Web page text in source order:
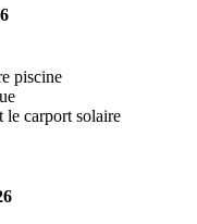
piscine
le carport solaire